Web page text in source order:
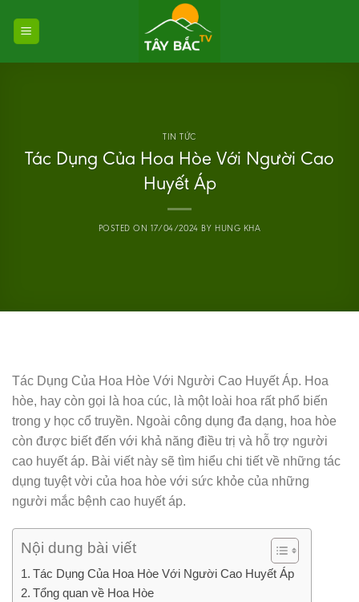
TIN TỨC
Tác Dụng Của Hoa Hòe Với Người Cao
Huyết Áp
POSTED ON17/04/2024 BY HUNG KHA
Tác Dụng Của Hoa Hòe Với Người Cao Huyết Áp. Hoa
hòe, hay còn gọi là hoa cúc, là một loài hoa rất phổ biến
trong y học cổ truyền. Ngoài công dụng đa dạng, hoa hòe
còn được biết đến với khả năng điều trị và hỗ trợ người
cao huyết áp. Bài viết này sẽ tìm hiểu chi tiết về những tác
dụng tuyệt vời của hoa hòe với sức khỏe của những
người mắc bệnh cao huyết áp.
Nội dung bài viết
Tác Dụng Của Hoa Hòe Với Người Cao Huyết Áp
Tổng quan về Hoa Hòe